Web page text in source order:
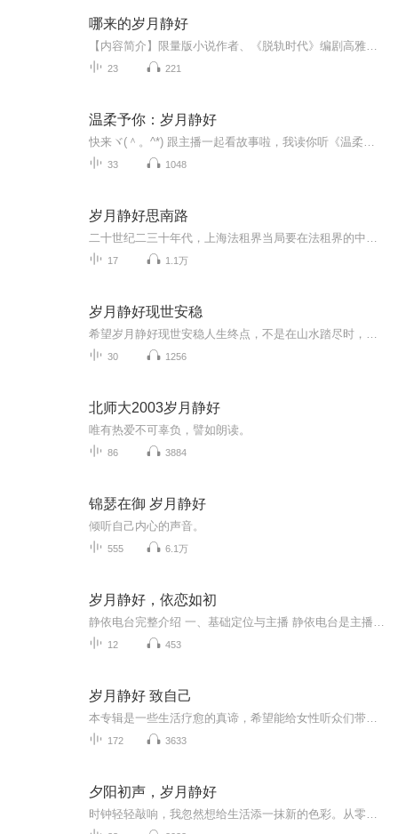
哪来的岁月静好
23 221
温柔予你：岁月静好
33 1048
岁月静好思南路
17 1.1万
岁月静好现世安稳
30 1256
北师大2003岁月静好
唯有热爱不可辜负，譬如朗读。
86 3884
锦瑟在御 岁月静好
倾听自己内心的声音。
555 6.1万
岁月静好，依恋如初
12 453
岁月静好 致自己
172 3633
夕阳初声，岁月静好